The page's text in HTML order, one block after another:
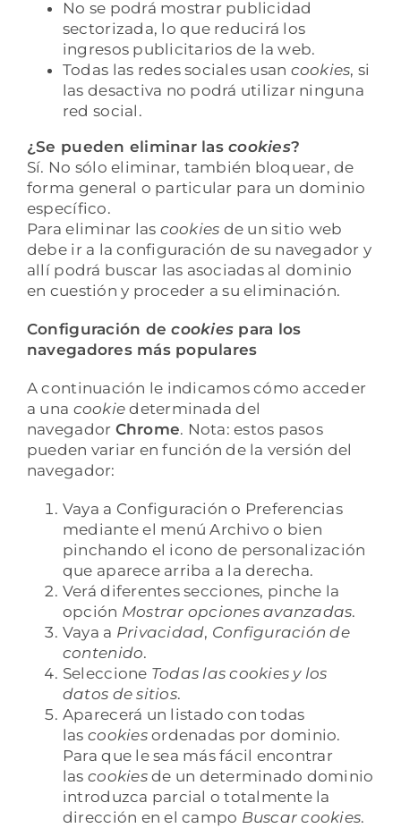
No se podrá mostrar publicidad
sectorizada, lo que reducirá los
ingresos publicitarios de la web.
Todas las redes sociales usan cookies, si
las desactiva no podrá utilizar ninguna
red social.
¿Se pueden eliminar lascookies?
Sí. No sólo eliminar, también bloquear, de
forma general o particular para un dominio
específico.
Para eliminar las cookies de un sitio web
debe ir a la configuración de su navegador y
allí podrá buscar las asociadas al dominio
en cuestión y proceder a su eliminación.
Configuración decookies para los
navegadores más populares
A continuación le indicamos cómo acceder
a una cookie determinada del
navegador Chrome. Nota: estos pasos
pueden variar en función de la versión del
navegador:
Vaya a Configuración o Preferencias
mediante el menú Archivo o bien
pinchando el icono de personalización
que aparece arriba a la derecha.
Verá diferentes secciones, pinche la
opción Mostrar opciones avanzadas.
Vaya a Privacidad, Configuración de
contenido.
Seleccione Todas las cookies y los
datos de sitios.
Aparecerá un listado con todas
lascookiesordenadas por dominio.
Para que le sea más fácil encontrar
lascookiesde un determinado dominio
introduzca parcial o totalmente la
dirección en el campo Buscar cookies.